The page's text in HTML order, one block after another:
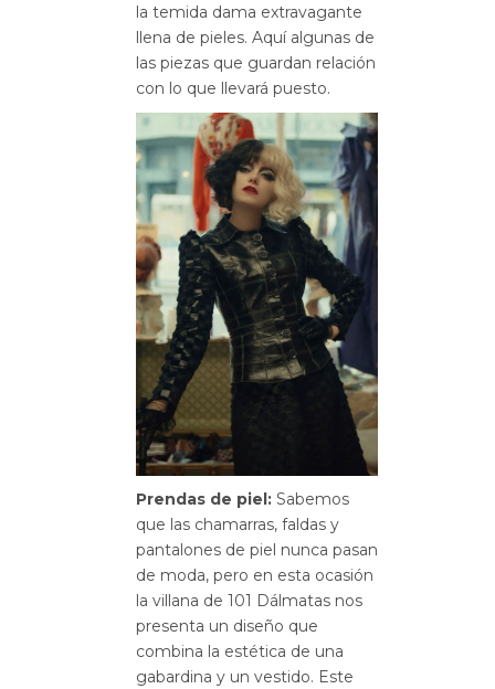
la temida dama extravagante
llena de pieles. Aquí algunas de
las piezas que guardan relación
con lo que llevará puesto.
Prendas de piel: Sabemos
que las chamarras, faldas y
pantalones de piel nunca pasan
de moda, pero en esta ocasión
la villana de 101 Dálmatas nos
presenta un diseño que
combina la estética de una
gabardina y un vestido. Este